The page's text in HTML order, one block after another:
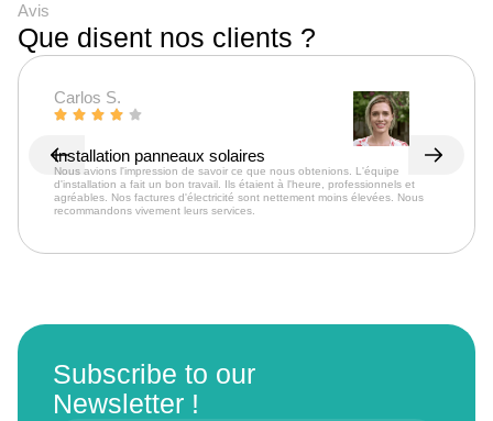
Avis
Que disent nos clients ?
Carlos S.
Installation panneaux solaires
Nous avions l'impression de savoir ce que nous obtenions. L'équipe
d'installation a fait un bon travail. Ils étaient à l'heure, professionnels et
agréables. Nos factures d'électricité sont nettement moins élevées. Nous
recommandons vivement leurs services.
Subscribe to our
Newsletter !